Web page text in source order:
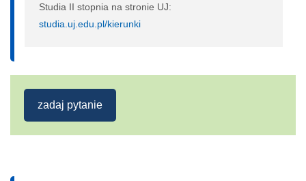
Studia II stopnia na stronie UJ:
studia.uj.edu.pl/kierunki
zadaj pytanie